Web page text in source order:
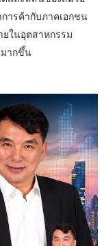
ารค้ากับภาคเอกชน
ยในอุตสาหกรรม
มากขึ้น